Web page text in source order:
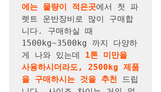
에는 물량이 적은곳에서 첫 파
렛트 운반장비로 많이 구매합
니다. 구매하실 때
1500kg~3500kg 까지 다양하
게 나와 있는데
1톤 미만을
사용하시더라도, 2500kg 제품
을 구매하시는 것을 추천
드립